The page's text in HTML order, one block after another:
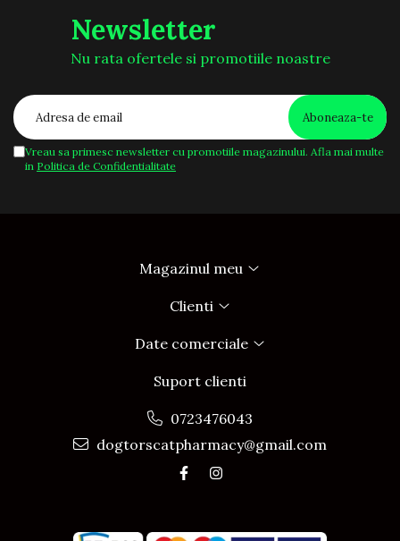
Newsletter
Nu rata ofertele si promotiile noastre
Vreau sa primesc newsletter cu promotiile magazinului. Afla mai multe
in Politica de Confidentialitate
Magazinul meu
Clienti
Date comerciale
Suport clienti
0723476043
dogtorscatpharmacy@gmail.com